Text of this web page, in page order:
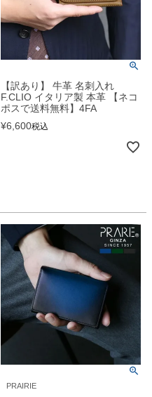
【訳あり】 牛革 名刺入れ
F.CLIO イタリア製 本革 【ネコ
ポスで送料無料】4FA
¥6,600税込
PRAIRIE